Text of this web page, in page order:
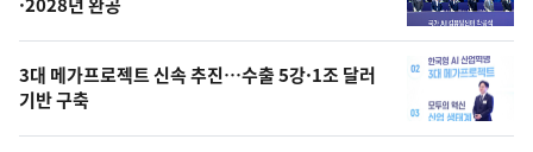
의
사
진
3대 메가프로젝트 신속 추진…수출 5강·1조 달러
기반 구축